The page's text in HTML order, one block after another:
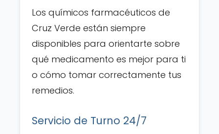
Los químicos farmacéuticos de
Cruz Verde están siempre
disponibles para orientarte sobre
qué medicamento es mejor para ti
o cómo tomar correctamente tus
remedios.
Servicio de Turno 24/7